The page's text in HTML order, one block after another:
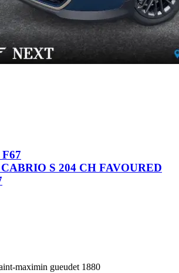
S 204 CH FAVOURED
maximin gueudet 1880